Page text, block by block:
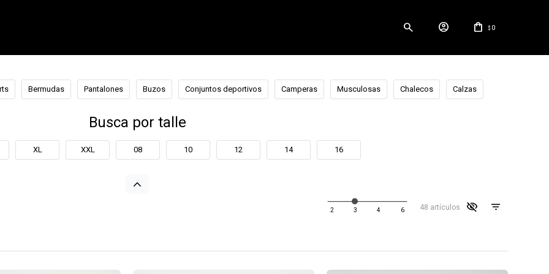
$ 0
Bermudas Pantalones Buzos Conjuntos deportivos Camperas Musculosas Chalecos Calzas
Busca por talle
XL XXL 08 10 12 14 16
48 artículos visibility_off